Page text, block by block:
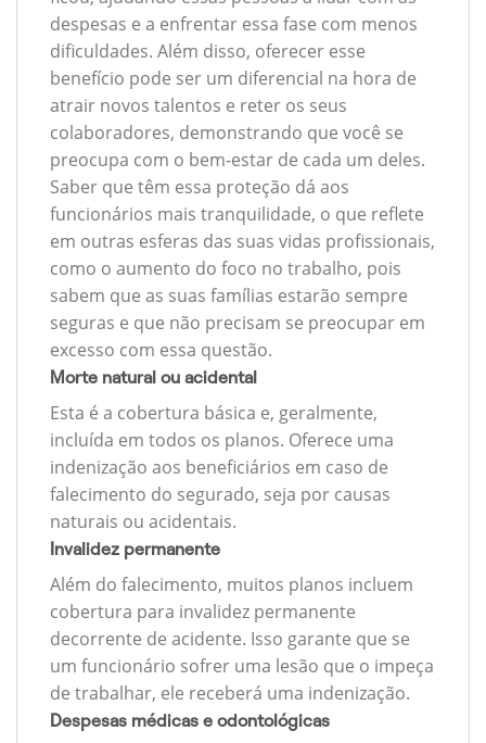
despesas e a enfrentar essa fase com menos
dificuldades. Além disso, oferecer esse
benefício pode ser um diferencial na hora de
atrair novos talentos e reter os seus
colaboradores, demonstrando que você se
preocupa com o bem-estar de cada um deles.
Saber que têm essa proteção dá aos
funcionários mais tranquilidade, o que reflete
em outras esferas das suas vidas profissionais,
como o aumento do foco no trabalho, pois
sabem que as suas famílias estarão sempre
seguras e que não precisam se preocupar em
excesso com essa questão.
Morte natural ou acidental
Esta é a cobertura básica e, geralmente,
incluída em todos os planos. Oferece uma
indenização aos beneficiários em caso de
falecimento do segurado, seja por causas
naturais ou acidentais.
Invalidez permanente
Além do falecimento, muitos planos incluem
cobertura para invalidez permanente
decorrente de acidente. Isso garante que se
um funcionário sofrer uma lesão que o impeça
de trabalhar, ele receberá uma indenização.
Despesas médicas e odontológicas